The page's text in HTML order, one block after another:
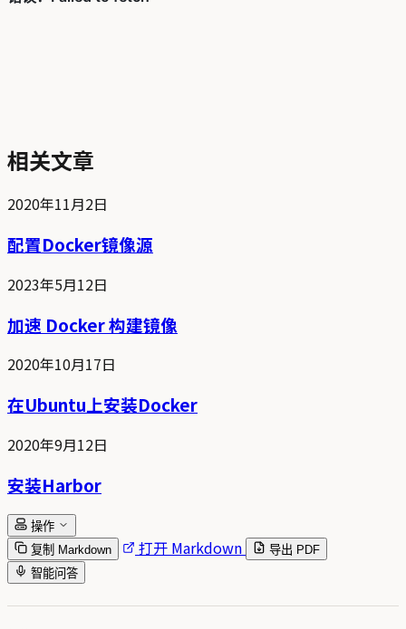
相关文章
2020年11月2日
配置Docker镜像源
2023年5月12日
加速 Docker 构建镜像
2020年10月17日
在Ubuntu上安装Docker
2020年9月12日
安装Harbor
操作
复制 Markdown
打开 Markdown
导出 PDF
智能问答